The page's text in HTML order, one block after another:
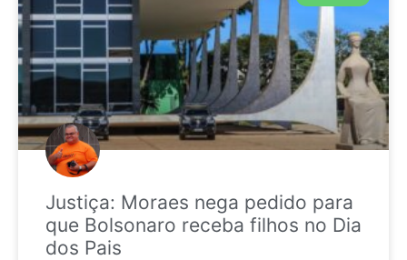
Justiça: Moraes nega pedido para
que Bolsonaro receba filhos no Dia
dos Pais